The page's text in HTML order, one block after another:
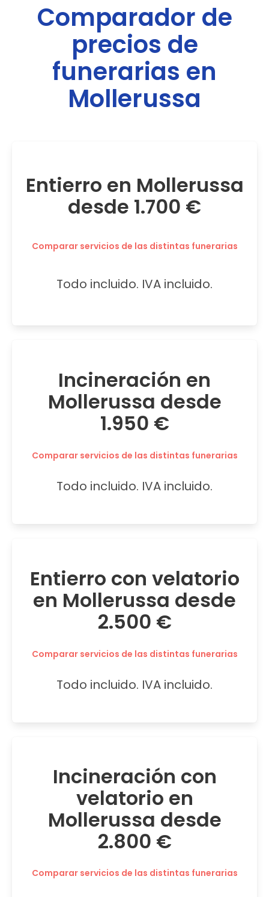
Comparador de
precios de
funerarias en
Mollerussa
Entierro en Mollerussa
desde 1.700 €
Comparar servicios de las distintas funerarias
Todo incluido. IVA incluido.
Incineración en
Mollerussa desde
1.950 €
Comparar servicios de las distintas funerarias
Todo incluido. IVA incluido.
Entierro con velatorio
en Mollerussa desde
2.500 €
Comparar servicios de las distintas funerarias
Todo incluido. IVA incluido.
Incineración con
velatorio en
Mollerussa desde
2.800 €
Comparar servicios de las distintas funerarias